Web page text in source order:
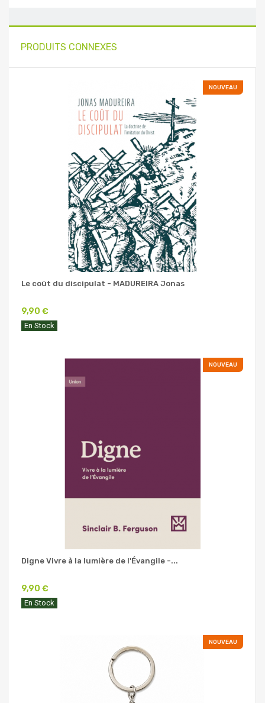
PRODUITS CONNEXES
NOUVEAU
Le coût du discipulat - MADUREIRA Jonas
9,90 €
En Stock
NOUVEAU
Digne Vivre à la lumière de l'Évangile -...
9,90 €
En Stock
NOUVEAU